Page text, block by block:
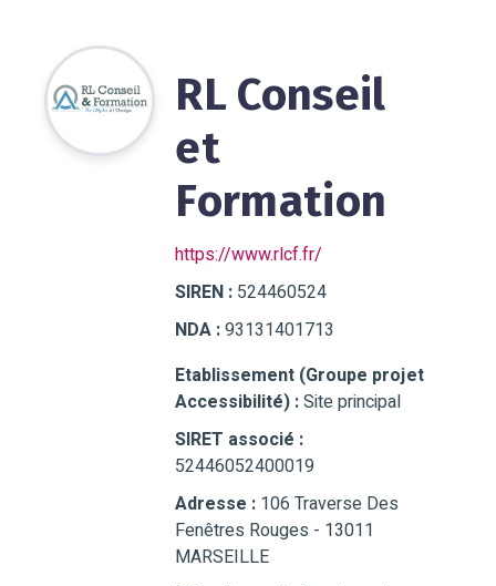
RL Conseil
et
Formation
https://www.rlcf.fr/
SIREN : 524460524
NDA :93131401713
Etablissement (Groupe projet
Accessibilité) :Site principal
SIRET associé :
52446052400019
Adresse : 106 Traverse Des
Fenêtres Rouges - 13011
MARSEILLE